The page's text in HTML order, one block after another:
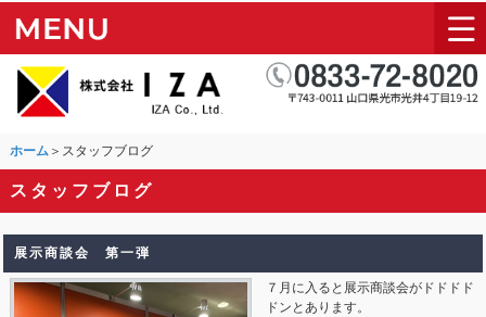
ホーム＞スタッフブログ
スタッフブログ
展示商談会 第一弾
７月に入ると展示商談会がドドドド
ドンとあります。